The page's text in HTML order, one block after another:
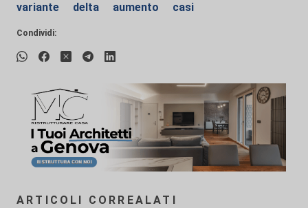
variante
delta aumento casi
Condividi:
ARTICOLI CORREALATI